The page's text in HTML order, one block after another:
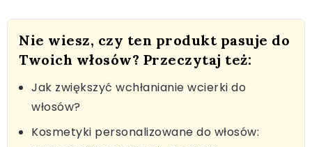
Nie wiesz, czy ten produkt pasuje do
Twoich włosów? Przeczytaj też:
Jak zwiększyć wchłanianie wcierki do
włosów?
Kosmetyki personalizowane do włosów: